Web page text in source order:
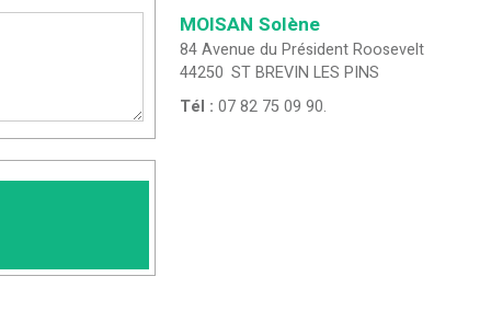
MOISAN Solène
84 Avenue du Président Roosevelt
44250 ST BREVIN LES PINS
Tél :07 82 75 09 90.